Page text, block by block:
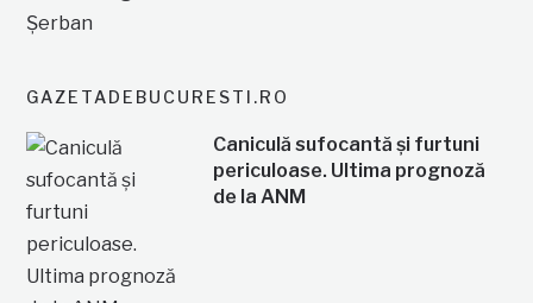
GAZETADEBUCURESTI.RO
Caniculă sufocantă și furtuni
periculoase. Ultima prognoză
de la ANM